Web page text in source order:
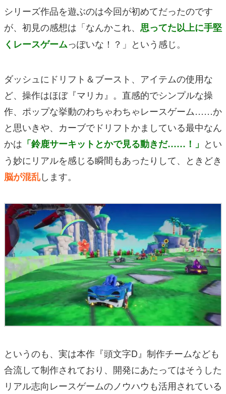
シリーズ作品を遊ぶのは今回が初めてだったのです
が、初見の感想は「なんかこれ、 思ってた以上に手堅
くレースゲームっぽいな！？」という感じ。
ダッシュにドリフト＆ブースト、アイテムの使用な
ど、操作はほぼ『マリカ』。直感的でシンプルな操
作、ポップな挙動のわちゃわちゃレースゲーム……か
と思いきや、カーブでドリフトかましている最中なん
かは 「鈴鹿サーキットとかで見る動きだ……！」 とい
う妙にリアルを感じる瞬間もあったりして、ときどき
脳が混乱します。
というのも、実は本作『頭文字D』制作チームなども
合流して制作されており、開発にあたってはそうした
リアル志向レースゲームのノウハウも活用されている